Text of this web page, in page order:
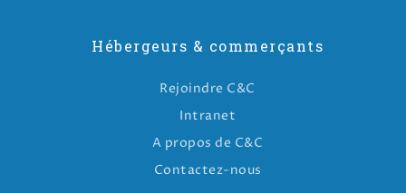
Hébergeurs & commerçants
Rejoindre C&C
Intranet
A propos de C&C
Contactez-nous